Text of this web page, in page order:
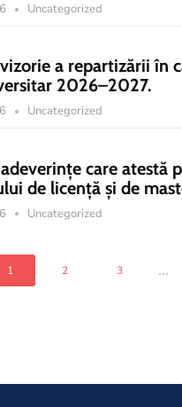
Uncategorized
a repartizării în
2026–2027.
Uncategorized
care atestă
de licență și de
Uncategorized
1 2 3 ...